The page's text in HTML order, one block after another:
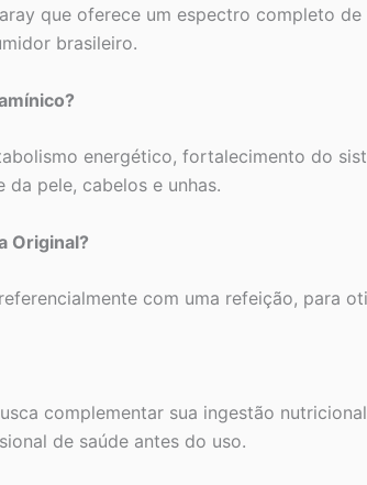
que oferece um espectro completo
brasileiro.
energético, fortalecimento do
pele, cabelos e unhas.
Original?
com uma refeição, para
complementar sua ingestão
de saúde antes do uso.